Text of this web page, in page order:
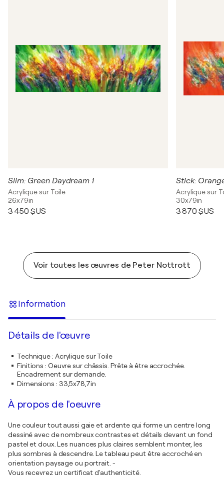
Slim: Green Daydream 1
Acrylique sur Toile
26x79in
3 450 $US
Stick:
Acrylique sur
30x79in
3 870 $US
Voir toutes les œuvres de Peter Nottrott
Information
Détails de l'œuvre
Technique: Acrylique sur Toile
Finitions : Oeuvre sur châssis. Prête à être accrochée.
Encadrement sur demande.
Dimensions : 33,5x78,7in
À propos de l'oeuvre
Une couleur tout aussi gaie et ardente qui forme un centre long
dessiné avec de nombreux contrastes et détails devant un fond
pastel et doux. Les nuances plus claires semblent monter, les
plus sombres à descendre. Le tableau peut être accroché en
orientation paysage ou portrait. -
Vous recevrez un certificat d'authenticité.